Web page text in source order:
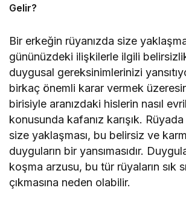
Gelir?
Bir erkeğin rüyanızda size
gününüzdeki ilişkilerle ilgili
duygusal gereksinimlerinizi
birkaç önemli karar vermek
birisiyle aranızdaki hislerin nasıl
konusunda kafanız karışık.
size yaklaşması, bu belirsiz ve
duyguların bir yansımasıdır.
koşma arzusu, bu tür rüyaların sık
çıkmasına neden olabilir.